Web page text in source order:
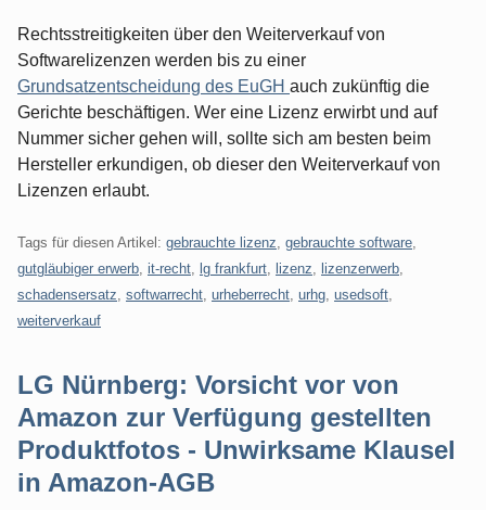
Rechtsstreitigkeiten über den Weiterverkauf von
Softwarelizenzen werden bis zu einer
Grundsatzentscheidung des EuGH auch zukünftig die
Gerichte beschäftigen. Wer eine Lizenz erwirbt und auf
Nummer sicher gehen will, sollte sich am besten beim
Hersteller erkundigen, ob dieser den Weiterverkauf von
Lizenzen erlaubt.
Tags für diesen Artikel: gebrauchte lizenz gebrauchte software
gutgläubiger erwerb it-recht lg frankfurt lizenz lizenzerwerb
schadensersatz softwarrecht urheberrecht urhg usedsoft
weiterverkauf
LG Nürnberg: Vorsicht vor von
Amazon zur Verfügung gestellten
Produktfotos - Unwirksame Klausel
in Amazon-AGB